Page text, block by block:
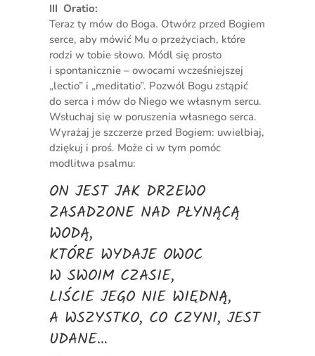
III Oratio:
Teraz ty mów do Boga. Otwórz przed Bogiem
serce, aby mówić Mu o przeżyciach, które
rodzi w tobie słowo. Módl się prosto
i spontanicznie – owocami wcześniejszej
„lectio” i „meditatio”. Pozwól Bogu zstąpić
do serca i mów do Niego we własnym sercu.
Wsłuchaj się w poruszenia własnego serca.
Wyrażaj je szczerze przed Bogiem: uwielbiaj,
dziękuj i proś. Może ci w tym pomóc
modlitwa psalmu:
ON JEST JAK DRZEWO
ZASADZONE NAD PŁYNĄCĄ
WODĄ,
KTÓRE WYDAJE OWOC
W SWOIM CZASIE,
LIŚCIE JEGO NIE WIĘDNĄ,
A WSZYSTKO, CO CZYNI, JEST
UDANE…